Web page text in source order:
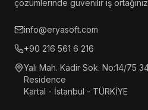
çözümlerinde güvenilir iş
info@eryasoft.com
+90 216 561 6 216
Yalı Mah. Kadir Sok. No:14/75
Residence
Kartal - İstanbul - TÜRKİYE